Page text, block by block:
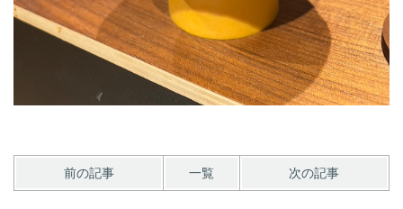
前の記事 一覧 次の記事